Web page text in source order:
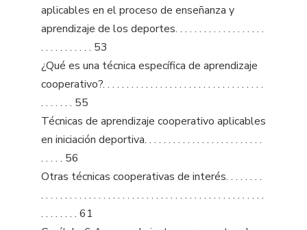
aplicables en el proceso de enseñanza y
aprendizaje de los deportes. . . . . . . . . . . . . . . . . . .
. . . . . . . . . . . 53
¿Qué es una técnica específica de aprendizaje
cooperativo?. . . . . . . . . . . . . . . . . . . . . . . . . . . . . . . . . .
. . . . . . . 55
Técnicas de aprendizaje cooperativo aplicables
en iniciación deportiva. . . . . . . . . . . . . . . . . . . . . . . . .
. . . . . 56
Otras técnicas cooperativas de interés. . . . . . . .
. . . . . . . . . . . . . . . . . . . . . . . . . . . . . . . . . . . . . . . . . . . . . . .
. . . . . . . . 61